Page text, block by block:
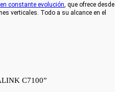
constante evolución , que ofrece desde
verticales. Todo a su alcance en el
C7100”